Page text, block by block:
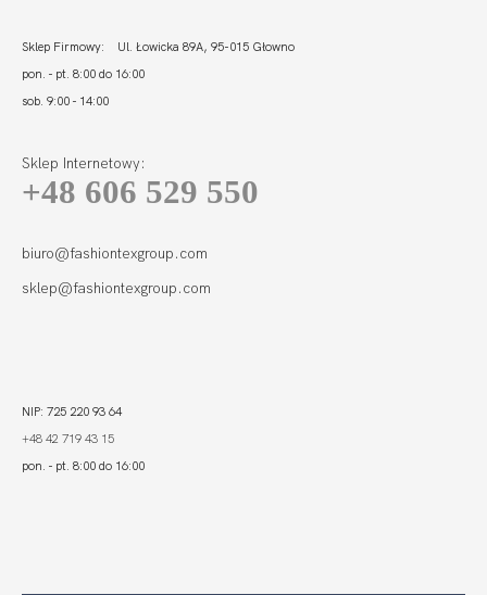
SUMMER NIGHT
Sklep Firmowy: Ul. Łowicka 89A, 95-015 Głowno
pon. - pt. 8:00 do 16:00
sob. 9:00 - 14:00
Sklep Internetowy:
+48 606 529 550
biuro@fashiontexgroup.com
sklep@fashiontexgroup.com
NIP: 725 220 93 64
+48 42 719 43 15
pon. - pt. 8:00 do 16:00